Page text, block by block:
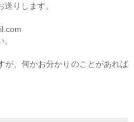
りします。
が、何かお分かりのことがあれば